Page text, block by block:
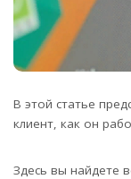
В этой статье
клиент, как он
Здесь вы найдете